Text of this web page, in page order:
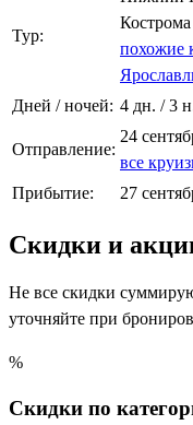
Тур:
похожие
Дней / ночей: 4 дн. / 3
Отправление:
24
все
Прибытие:
27
Скидки и
Не все скидки
уточняйте при
%
Скидки по